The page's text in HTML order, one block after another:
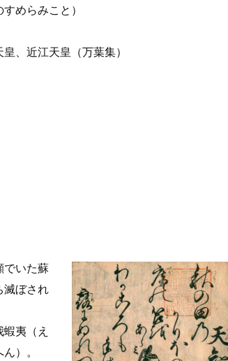
めらみこと）
、近江天皇（万葉集）
でいた蘇
滅ぼされ
夷（え
）。